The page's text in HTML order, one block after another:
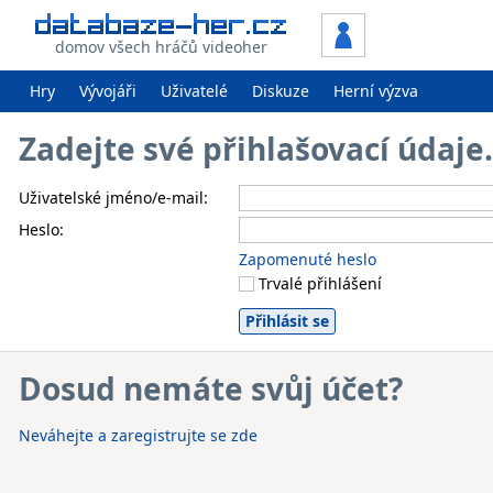
domov všech hráčů videoher
Hry Vývojáři Uživatelé Diskuze Herní výzva
Zadejte své přihlašovací
Uživatelské jméno/e-mail:
Heslo:
Zapomenuté heslo
Trvalé přihlášení
Dosud nemáte svůj účet?
Neváhejte a zaregistrujte se zde